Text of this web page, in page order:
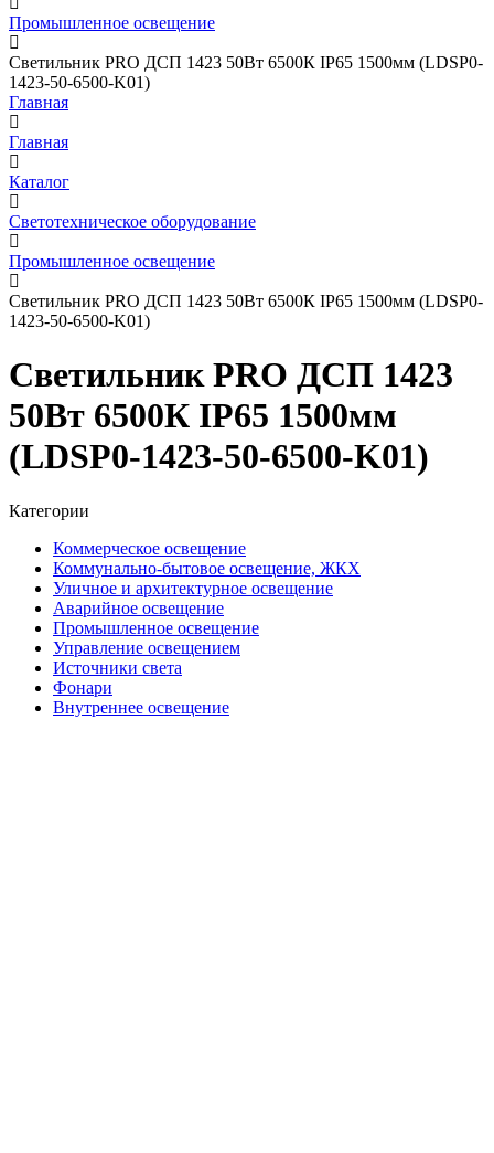
Промышленное освещение
Светильник PRO ДСП 1423 50Вт 6500К IP65 1500мм (LDSP0-
1423-50-6500-K01)
Главная
Главная
Каталог
Светотехническое оборудование
Промышленное освещение
Светильник PRO ДСП 1423 50Вт 6500К IP65 1500мм (LDSP0-
1423-50-6500-K01)
Светильник PRO ДСП 1423
50Вт 6500К IP65 1500мм
(LDSP0-1423-50-6500-K01)
Категории
Коммерческое освещение
Коммунально-бытовое освещение, ЖКХ
Уличное и архитектурное освещение
Аварийное освещение
Промышленное освещение
Управление освещением
Источники света
Фонари
Внутреннее освещение